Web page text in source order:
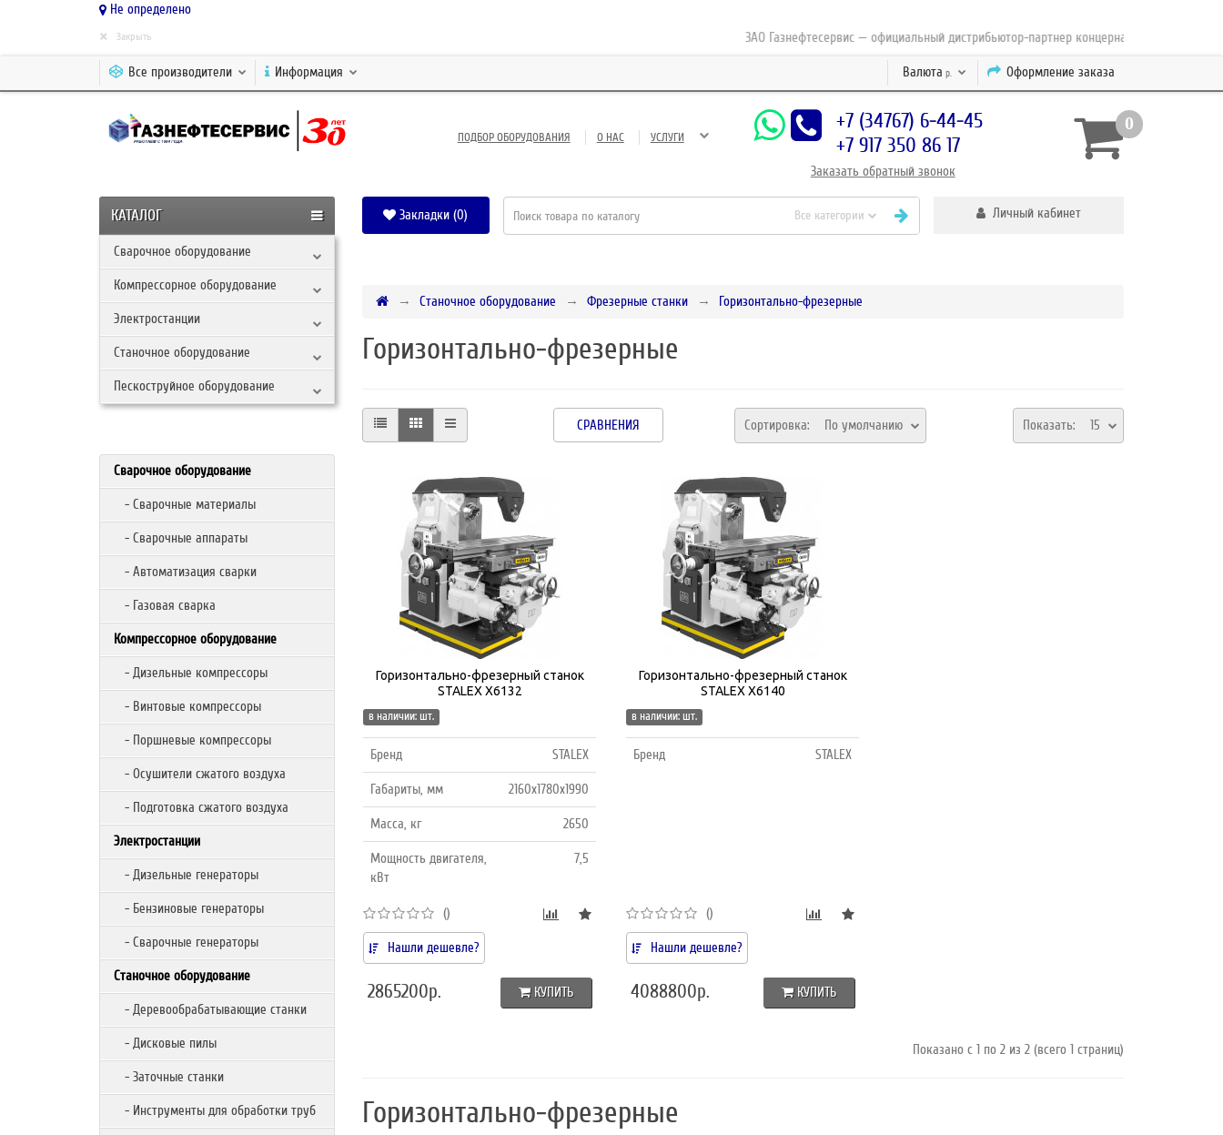
Не определено
ЗАО Газнефтесервис — официальный дистрибьютор-партнер концерна ESAB с 2010 года
× Закрыть
Оформление заказа
Валюта р.
Все производители Информация
ПОДБОР ОБОРУДОВАНИЯ О НАС УСЛУГИ
+7 (34767) 6-44-45
+7 917 350 86 17
Заказать обратный звонок
0
КАТАЛОГ
Сварочное оборудование
Компрессорное оборудование
Электростанции
Станочное оборудование
Пескоструйное оборудование
Закладки (0) Все категории Личный кабинет
Сварочное оборудование
- Сварочные материалы
- Сварочные аппараты
- Автоматизация сварки
- Газовая сварка
Компрессорное оборудование
- Дизельные компрессоры
- Винтовые компрессоры
- Поршневые компрессоры
- Осушители сжатого воздуха
- Подготовка сжатого воздуха
Электростанции
- Дизельные генераторы
- Бензиновые генераторы
- Сварочные генераторы
Станочное оборудование
- Деревообрабатывающие станки
- Дисковые пилы
- Заточные станки
- Инструменты для обработки труб
Станочное оборудование Фрезерные станки Горизонтально-фрезерные
Горизонтально-фрезерные
СРАВНЕНИЯ Показать: 15
Сортировка: По умолчанию
Горизонтально-фрезерный станок
STALEX X6132
в наличии: шт.
Бренд STALEX
Габариты, мм 2160x1780x1990
Масса, кг 2650
Мощность двигателя,
кВт
7,5
()
Нашли дешевле?
2865200р. КУПИТЬ
Горизонтально-фрезерный станок
STALEX X6140
в наличии: шт.
Бренд STALEX
()
Нашли дешевле?
4088800р. КУПИТЬ
Показано с 1 по 2 из 2 (всего 1 страниц)
Горизонтально-фрезерные